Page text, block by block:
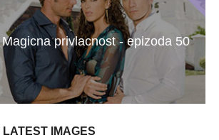
Magicna privlacnost - epizoda 50
LATEST IMAGES